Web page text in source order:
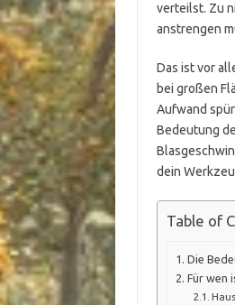
verteilst. Zu
anstrengen
Das ist vor
bei großen
Aufwand
Bedeutung
dein
Table of
Die
Für wen